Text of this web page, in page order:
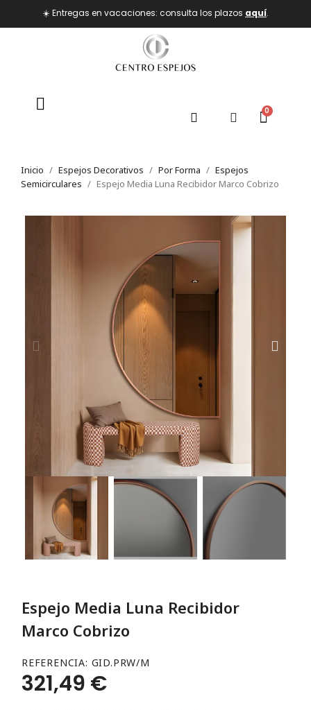
☀️ Entregas en vacaciones: consulta los plazos aquí.
Inicio Espejos Decorativos Por Forma
Espejos
Semicirculares
Espejo Media Luna Recibidor Marco Cobrizo
Espejo Media Luna Recibidor
Marco Cobrizo
REFERENCIA GID.PRW/M
321,49 €